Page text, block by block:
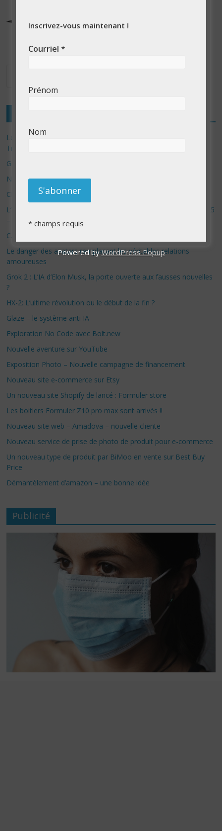
Les 3 meilleurs réponses de politiciens Canadiens pour Donald
Trump
Google Deep Mind – IA : Simulation Mondiale et Défis Éthiques
NotebookLM : Mes commentaires sur 2 mois d’utilisation
CES 2025: Technologies insolites – jour 5
L’avenir de la technologie : Innovations et annonces du CES 2025
– Jour 3
C.E.S à Las Vegas – édition 2025 – Jour 2
Le danger des avatars remplacant les véritables relations
amoureuses
Grok 2 : L’IA d’Elon Musk, la porte ouverte aux fausses nouvelles
?
HX-2: L’ultime révolution ou le début de la fin ?
Glaze – le système anti IA
Exploration No Code avec Bolt.new
Nouvelle aventure sur YouTube
Exposition Photo – Nouvelle campagne de financement
Nouveau site e-commerce sur Etsy
Un nouveau site Shopify de lancé : Formuler store
Les boitiers Formuler Z10 pro max sont arrivés !!
Nouveau site web – Amadova – nouvelle cliente
Nouveau service de prise de photo de produit pour e-commerce
Un nouveau type de produit par BiMoo en vente sur Best Buy
Price
Démantèlement d’amazon – une bonne idée
Publicité
Inscrivez-vous maintenant !
Courriel *
Prénom
Nom
* champs requis
Powered byWordPress Popup